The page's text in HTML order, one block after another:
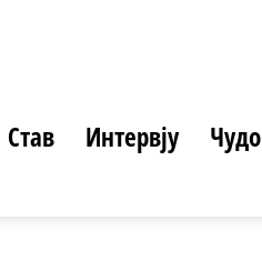
Став Интервју
Чудо